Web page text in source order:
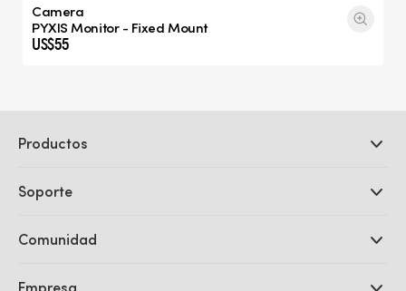
Camera
PYXIS Monitor - Fixed Mount
US$55
Productos
DaVinci Resolve y Fusion
Ultimatte
Captura y reproducción
Soporte
Centro de soporte técnico
Comunidad
Empresa